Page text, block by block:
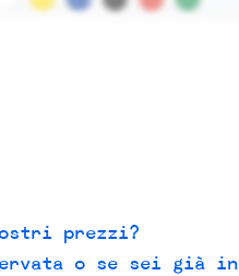
prezzi?
o se sei già in